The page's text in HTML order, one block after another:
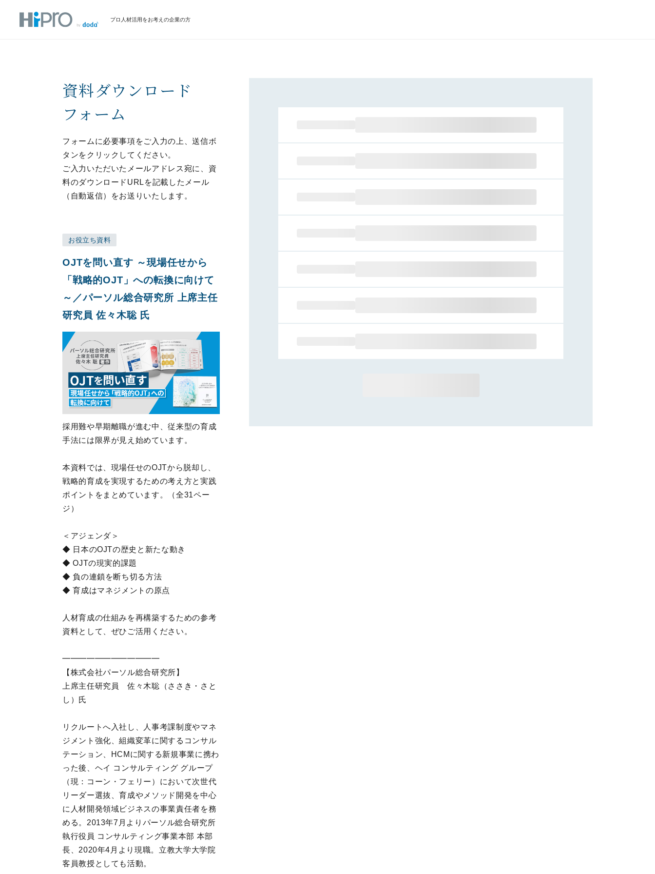
プロ人材活用をお考えの企業の方
資料ダウンロード
フォーム
フォームに必要事項をご入力の上、送信ボ
タンをクリックしてください。
ご入力いただいたメールアドレス宛に、資
料のダウンロードURLを記載したメール
（自動返信）をお送りいたします。
お役立ち資料
OJTを問い直す ～現場任せから
「戦略的OJT」への転換に向けて
～／パーソル総合研究所 上席主任
研究員 佐々木聡 氏
採用難や早期離職が進む中、従来型の育成
手法には限界が見え始めています。
本資料では、現場任せのOJTから脱却し、
戦略的育成を実現するための考え方と実践
ポイントをまとめています。（全31ペー
ジ）
＜アジェンダ＞
◆ 日本のOJTの歴史と新たな動き
◆ OJTの現実的課題
◆ 負の連鎖を断ち切る方法
◆ 育成はマネジメントの原点
人材育成の仕組みを再構築するための参考
資料として、ぜひご活用ください。
━━━━━━━━━━━━
【株式会社パーソル総合研究所】
上席主任研究員　佐々木聡（ささき・さと
し）氏
リクルートへ入社し、人事考課制度やマネ
ジメント強化、組織変革に関するコンサル
テーション、HCMに関する新規事業に携わ
った後、ヘイ コンサルティング グループ
（現：コーン・フェリー）において次世代
リーダー選抜、育成やメソッド開発を中心
に人材開発領域ビジネスの事業責任者を務
める。2013年7月よりパーソル総合研究所
執行役員 コンサルティング事業本部 本部
長、2020年4月より現職。立教大学大学院
客員教授としても活動。